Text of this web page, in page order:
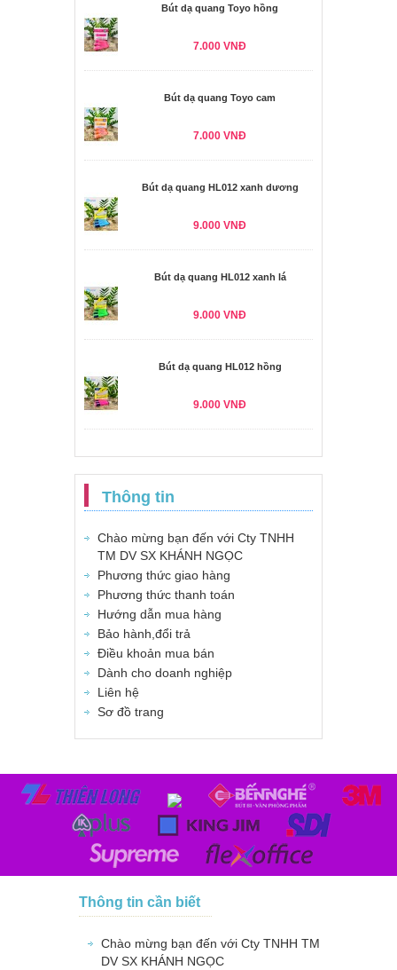
Bút dạ quang Toyo hồng
7.000 VNĐ
Bút dạ quang Toyo cam
7.000 VNĐ
Bút dạ quang HL012 xanh dương
9.000 VNĐ
Bút dạ quang HL012 xanh lá
9.000 VNĐ
Bút dạ quang HL012 hồng
9.000 VNĐ
Thông tin
Chào mừng bạn đến với Cty TNHH
TM DV SX KHÁNH NGỌC
Phương thức giao hàng
Phương thức thanh toán
Hướng dẫn mua hàng
Bảo hành,đổi trả
Điều khoản mua bán
Dành cho doanh nghiệp
Liên hệ
Sơ đồ trang
Thông tin cần biết
Chào mừng bạn đến với Cty TNHH TM
DV SX KHÁNH NGỌC